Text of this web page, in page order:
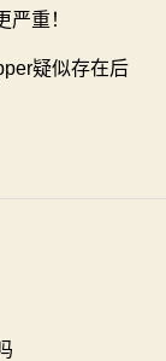
重！
疑似存在后